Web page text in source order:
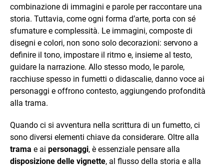
combinazione di immagini e parole per raccontare una
storia. Tuttavia, come ogni forma d’arte, porta con sé
sfumature e complessità. Le immagini, composte di
disegni e colori, non sono solo decorazioni: servono a
definire il tono, impostare il ritmo e, insieme al testo,
guidare la narrazione. Allo stesso modo, le parole,
racchiuse spesso in fumetti o didascalie, danno voce ai
personaggi e offrono contesto, aggiungendo profondità
alla trama.
Quando ci si avventura nella scrittura di un fumetto, ci
sono diversi elementi chiave da considerare. Oltre alla
trama e ai personaggi, è essenziale pensare alla
disposizione delle vignette, al flusso della storia e alla